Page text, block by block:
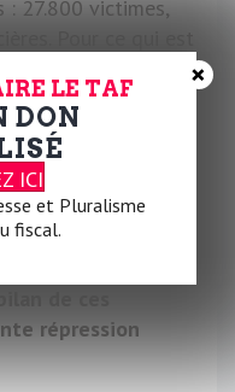
27.800 victimes,
Pour ce qui est
peut pas entrer dans
que des
On considère qu’il
soit des personnes
ce chiffre est
bon nombre de
medics.
de ces
répression
LE TAF
DON
ICI
et Pluralisme
fiscal.
×